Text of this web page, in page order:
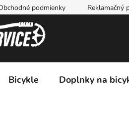
podmienky Reklamačný
Bicykle Doplnky na